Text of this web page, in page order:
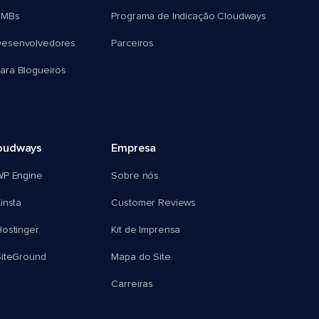
Blogueiros
Programa de Indicação Cloudways
Parceiros
Engine
Empresa
Sobre nós
Customer Reviews
Kit de Imprensa
Mapa do Site
Carreiras